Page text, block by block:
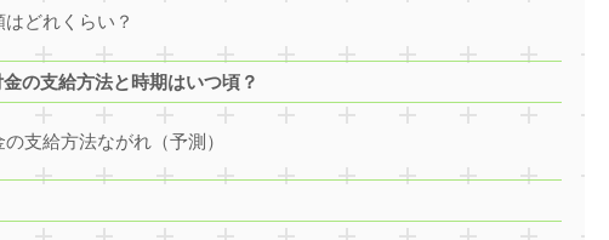
どれくらい？
の支給方法と時期はいつ頃？
支給方法ながれ（予測）